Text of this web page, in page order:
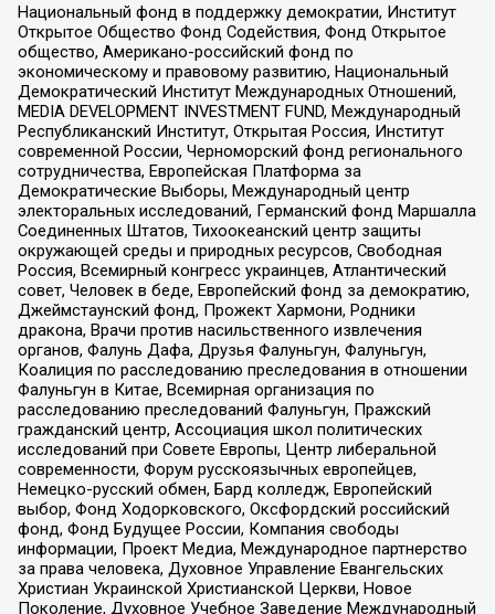
Национальный фонд в поддержку демократии, Институт
Открытое Общество Фонд Содействия, Фонд Открытое
общество, Американо-российский фонд по
экономическому и правовому развитию, Национальный
Демократический Институт Международных Отношений,
MEDIA DEVELOPMENT INVESTMENT FUND, Международный
Республиканский Институт, Открытая Россия, Институт
современной России, Черноморский фонд регионального
сотрудничества, Европейская Платформа за
Демократические Выборы, Международный центр
электоральных исследований, Германский фонд Маршалла
Соединенных Штатов, Тихоокеанский центр защиты
окружающей среды и природных ресурсов, Свободная
Россия, Всемирный конгресс украинцев, Атлантический
совет, Человек в беде, Европейский фонд за демократию,
Джеймстаунский фонд, Прожект Хармони, Родники
дракона, Врачи против насильственного извлечения
органов, Фалунь Дафа, Друзья Фалуньгун, Фалуньгун,
Коалиция по расследованию преследования в отношении
Фалуньгун в Китае, Всемирная организация по
расследованию преследований Фалуньгун, Пражский
гражданский центр, Ассоциация школ политических
исследований при Совете Европы, Центр либеральной
современности, Форум русскоязычных европейцев,
Немецко-русский обмен, Бард колледж, Европейский
выбор, Фонд Ходорковского, Оксфордский российский
фонд, Фонд Будущее России, Компания свободы
информации, Проект Медиа, Международное партнерство
за права человека, Духовное Управление Евангельских
Христиан Украинской Христианской Церкви, Новое
Поколение, Духовное Учебное Заведение Международный